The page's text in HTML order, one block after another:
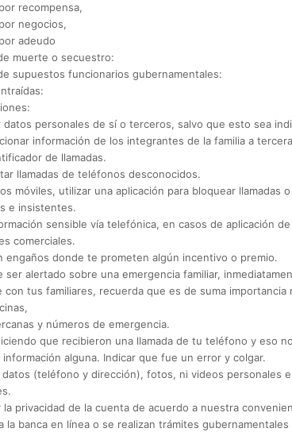
recompensa,
negocios,
adeudo
muerte o secuestro:
supuestos funcionarios gubernamentales:
personales de sí o terceros, salvo que esto sea
información de los integrantes de la familia a
de llamadas.
llamadas de teléfonos desconocidos.
móviles, utilizar una aplicación para bloquear llamadas
e insistentes.
sensible vía telefónica, en casos de aplicación
comerciales.
engaños donde te prometen algún incentivo o premio.
ser alertado sobre una emergencia familiar,
con tus familiares, recuerda que es de suma
y números de emergencia.
que recibieron una llamada de tu teléfono y eso
alguna. Indicar que fue un error y colgar.
(teléfono y dirección), fotos, ni videos personales
privacidad de la cuenta de acuerdo a nuestra
la banca en línea o se realizan trámites